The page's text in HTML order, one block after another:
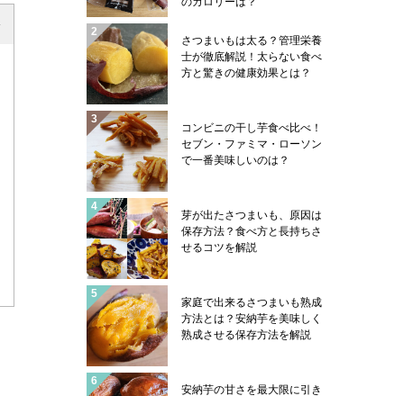
さつまいもは太る？管理栄養
士が徹底解説！太らない食べ
方と驚きの健康効果とは？
コンビニの干し芋食べ比べ！
セブン・ファミマ・ローソン
で一番美味しいのは？
芽が出たさつまいも、原因は
保存方法？食べ方と長持ちさ
せるコツを解説
家庭で出来るさつまいも熟成
方法とは？安納芋を美味しく
熟成させる保存方法を解説
安納芋の甘さを最大限に引き